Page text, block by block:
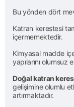
Bu yönden dört
Katran kerestesi
içermemektedir.
Kimyasal madde
yapılarını olumsuz
Doğal katran
gelişimine olumlu
artırmaktadır.